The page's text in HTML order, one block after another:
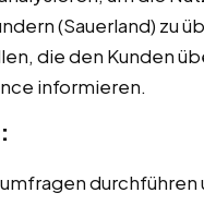
(Sauerland) zu
die den Kunden
informieren.
durchführen